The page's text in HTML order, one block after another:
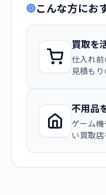
こんな方にお
買取を
仕入れ
見積も
不用品
ゲーム
い買取店